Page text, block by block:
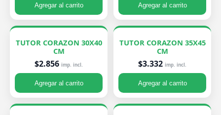
Agregar al carrito Agregar al carrito
TUTOR CORAZON 30X40
CM
$2.856 imp. incl.
Agregar al carrito
TUTOR CORAZON 35X45
CM
$3.332 imp. incl.
Agregar al carrito